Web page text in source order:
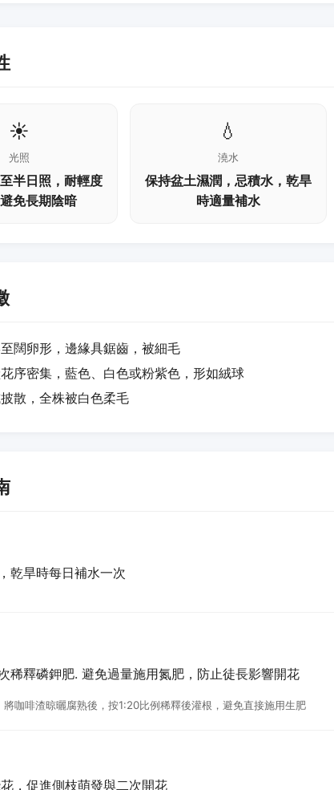
☀️
光照
半日照，耐輕度
免長期陰暗
💧
澆水
保持盆土濕潤，忌積水，乾旱
時適量補水
至闊卵形，邊緣具鋸齒，被細毛
花序密集，藍色、白色或粉紫色，形如絨球
披散，全株被白色柔毛
乾旱時每日補水一次
稀釋磷鉀肥. 避免過量施用氮肥，防止徒長影響開花
將咖啡渣晾曬腐熟後，按1:20比例稀釋後灌根，避免直接施用生肥
，促進側枝萌發與二次開花